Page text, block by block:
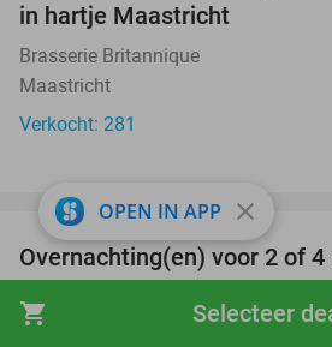
shopping_cart Selecteer
in hartje Maastricht
Brasserie Britannique
Maastricht
Verkocht: 281
Overnachting(en) voor 2 of
Greenfields
OPEN IN APP close